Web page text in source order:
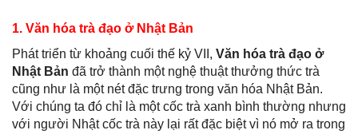
1. Văn hóa trà đạo ở Nhật Bản
Phát triển từ khoảng cuối thế kỷ VII, Văn hóa trà đạo ở
Nhật Bản đã trở thành một nghệ thuật thưởng thức trà
cũng như là một nét đặc trưng trong văn hóa Nhật Bản.
Với chúng ta đó chỉ là một cốc trà xanh bình thường nhưng
với người Nhật cốc trà này lại rất đặc biệt vì nó mở ra trong